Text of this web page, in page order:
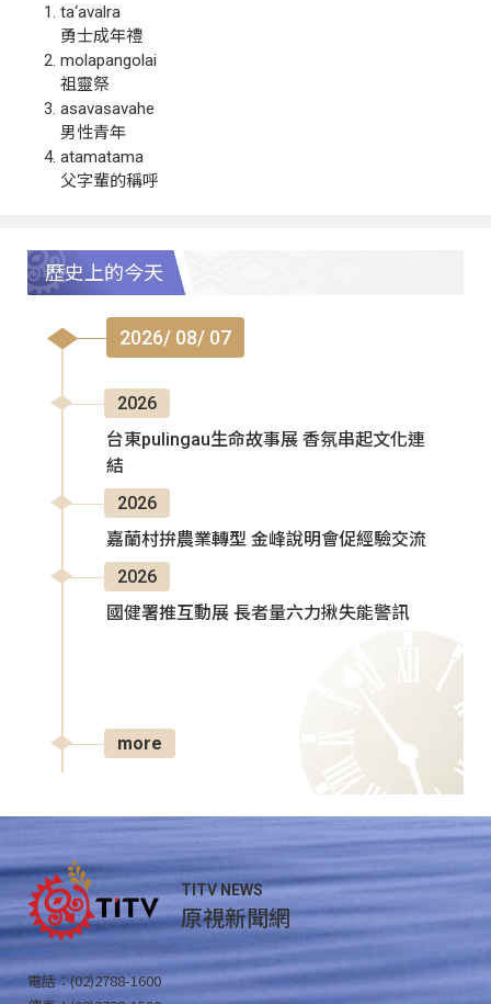
ta‘avalra
勇士成年禮
molapangolai
祖靈祭
asavasavahe
男性青年
atamatama
父字輩的稱呼
歷史上的今天
2026/ 08/ 07
2026
台東pulingau生命故事展 香氛串起文化連
結
2026
嘉蘭村拚農業轉型 金峰說明會促經驗交流
2026
國健署推互動展 長者量六力揪失能警訊
more
TITV NEWS
原視新聞網
電話：(02)2788-1600